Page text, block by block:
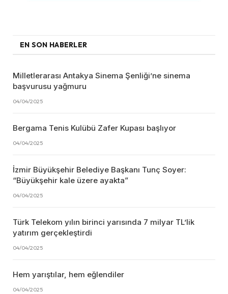
EN SON HABERLER
Milletlerarası Antakya Sinema Şenliği’ne sinema
başvurusu yağmuru
04/04/2025
Bergama Tenis Kulübü Zafer Kupası başlıyor
04/04/2025
İzmir Büyükşehir Belediye Başkanı Tunç Soyer:
“Büyükşehir kale üzere ayakta”
04/04/2025
Türk Telekom yılın birinci yarısında 7 milyar TL’lik
yatırım gerçekleştirdi
04/04/2025
Hem yarıştılar, hem eğlendiler
04/04/2025